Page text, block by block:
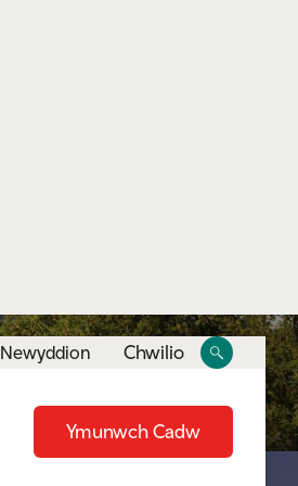
Newyddion Toggle
Chwilio
Toggle
search
Ymunwch Cadw